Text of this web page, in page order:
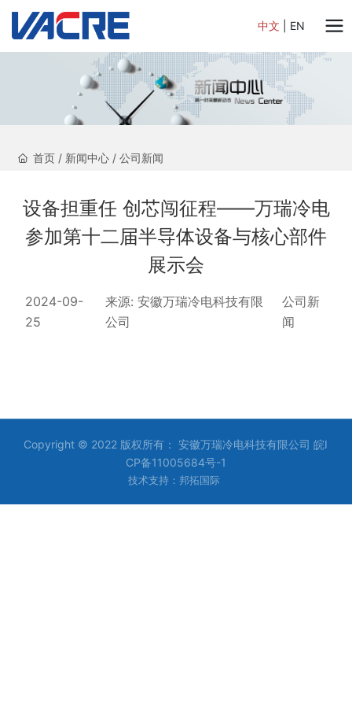
中文 EN
首页 / 新闻中心 /公司新闻
设备担重任 创芯闯征程——万瑞冷电
参加第十二届半导体设备与核心部件
展示会
2024-09-
25
来源:安徽万瑞冷电科技有限
公司
公司新
闻
Copyright © 2022 版权所有： 安徽万瑞冷电科技有限公司皖I
CP备11005684号-1
技术支持：邦拓国际